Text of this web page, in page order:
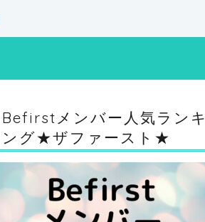
Befirstメンバー人気ランキ
ング★ザファースト★